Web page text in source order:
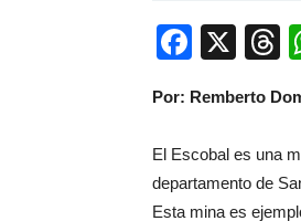
X
Por: Remberto
El Escobal es una
departamento de
Esta mina es